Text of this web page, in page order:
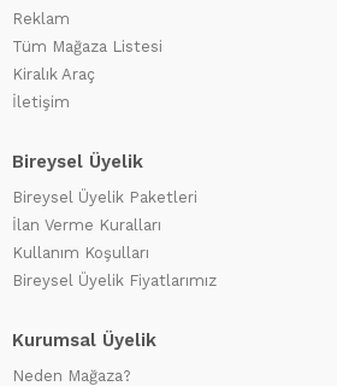
Reklam
Tüm Mağaza Listesi
Kiralık Araç
İletişim
Bireysel Üyelik
Bireysel Üyelik Paketleri
İlan Verme Kuralları
Kullanım Koşulları
Bireysel Üyelik Fiyatlarımız
Kurumsal Üyelik
Neden Mağaza?